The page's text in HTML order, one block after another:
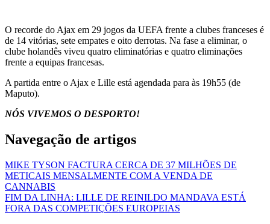
O recorde do Ajax em 29 jogos da UEFA frente a clubes franceses é
de 14 vitórias, sete empates e oito derrotas. Na fase a eliminar, o
clube holandês viveu quatro eliminatórias e quatro eliminações
frente a equipas francesas.
A partida entre o Ajax e Lille está agendada para às 19h55 (de
Maputo).
NÓS VIVEMOS O DESPORTO!
Navegação de artigos
MIKE TYSON FACTURA CERCA DE 37 MILHÕES DE
METICAIS MENSALMENTE COM A VENDA DE
CANNABIS
FIM DA LINHA: LILLE DE REINILDO MANDAVA ESTÁ
FORA DAS COMPETIÇÕES EUROPEIAS